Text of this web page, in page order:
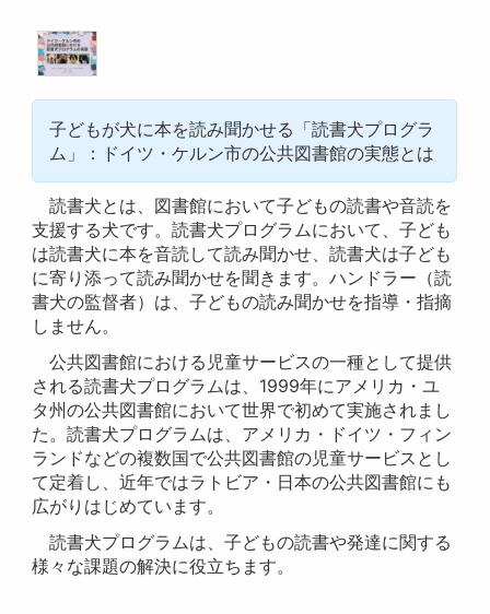
子どもが犬に本を読み聞かせる「読書犬プログラ
ム」：ドイツ・ケルン市の公共図書館の実態とは
読書犬とは、図書館において子どもの読書や音読を
支援する犬です。読書犬プログラムにおいて、子ども
は読書犬に本を音読して読み聞かせ、読書犬は子ども
に寄り添って読み聞かせを聞きます。ハンドラー（読
書犬の監督者）は、子どもの読み聞かせを指導・指摘
しません。
公共図書館における児童サービスの一種として提供
される読書犬プログラムは、1999年にアメリカ・ユ
タ州の公共図書館において世界で初めて実施されまし
た。読書犬プログラムは、アメリカ・ドイツ・フィン
ランドなどの複数国で公共図書館の児童サービスとし
て定着し、近年ではラトビア・日本の公共図書館にも
広がりはじめています。
読書犬プログラムは、子どもの読書や発達に関する
様々な課題の解決に役立ちます。